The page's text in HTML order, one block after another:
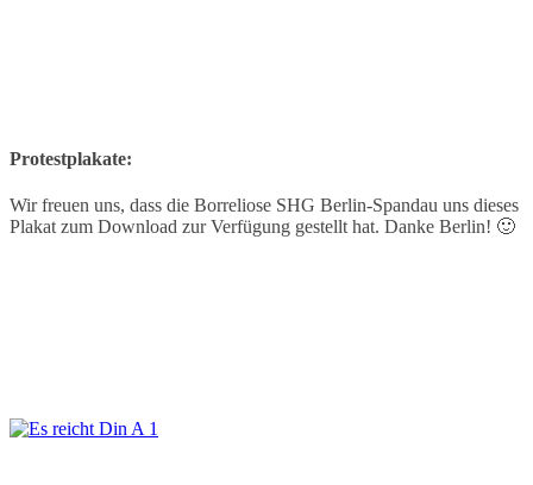
Protestplakate:
Wir freuen uns, dass die Borreliose SHG Berlin-Spandau uns dieses
Plakat zum Download zur Verfügung gestellt hat. Danke Berlin! 🙂